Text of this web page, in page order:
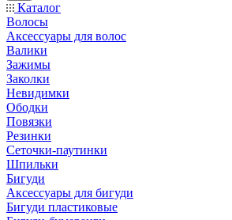
Каталог
Волосы
Аксессуары для волос
Валики
Зажимы
Заколки
Невидимки
Ободки
Повязки
Резинки
Сеточки-паутинки
Шпильки
Бигуди
Аксессуары для бигуди
Бигуди пластиковые